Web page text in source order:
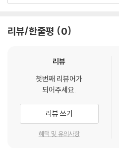
근데 있죠, 이루어지는 건 삼백 가지래요.
윤두열의 문장은 이미 수많은 사람들
‘별이 빛나는 밤에’의 오프닝멘트, 유
S에서 공유된 〈소원〉이라는 글이다.
빌어주는 소원처럼, 작가의 조용한 응
독자들의 마음 깊은 곳을 두드렸다. 《
리뷰/한줄평 0
리뷰
첫번째 리뷰어가
되어주세요.
리뷰 쓰기
혜택 및 유의사항